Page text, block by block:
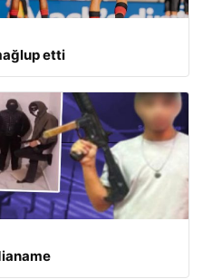
etti